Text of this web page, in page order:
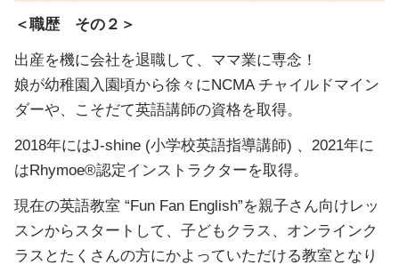
＜職歴 その２＞
出産を機に会社を退職して、ママ業に専念！
娘が幼稚園入園頃から徐々にNCMA チャイルドマイン
ダーや、こそだて英語講師の資格を取得。
2018年にはJ-shine (小学校英語指導講師) 、2021年に
はRhymoe®認定インストラクターを取得。
現在の英語教室 “Fun Fan English”を親子さん向けレッ
スンからスタートして、子どもクラス、オンラインク
ラスとたくさんの方にかよっていただける教室となり